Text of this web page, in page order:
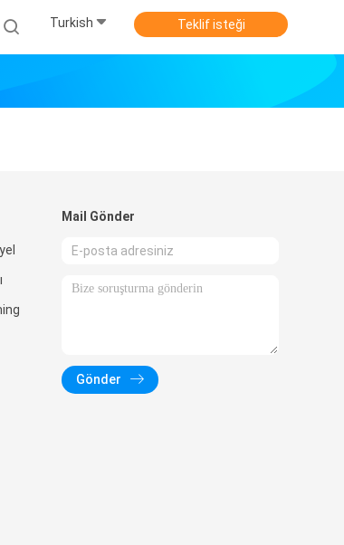
Turkish Teklif isteği
Mail Gönder
Gönder